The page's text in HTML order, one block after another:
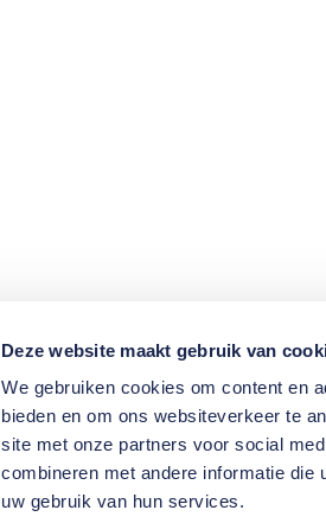
Deze website maakt gebruik van
We gebruiken cookies om content en
bieden en om ons websiteverkeer te
site met onze partners voor social
combineren met andere informatie
uw gebruik van hun services.